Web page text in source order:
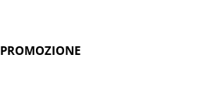
PROMOZIONE